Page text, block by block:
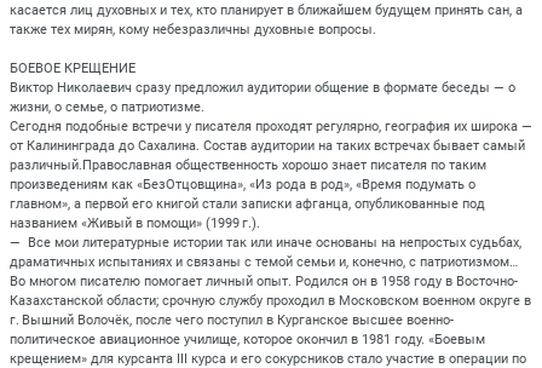
касается лиц духовных и тех, кто планирует в ближайшем будущем принять сан, а
также тех мирян, кому небезразличны духовные вопросы.
БОЕВОЕ КРЕЩЕНИЕ
Виктор Николаевич сразу предложил аудитории общение в формате беседы — о
жизни, о семье, о патриотизме.
Сегодня подобные встречи у писателя проходят регулярно, география их широка —
от Калининграда до Сахалина. Состав аудитории на таких встречах бывает самый
различный.Православная общественность хорошо знает писателя по таким
произведениям как «БезОтцовщина», «Из рода в род», «Время подумать о
главном», а первой его книгой стали записки афганца, опубликованные под
названием «Живый в помощи» (1999 г.).
— Все мои литературные истории так или иначе основаны на непростых судьбах,
драматичных испытаниях и связаны с темой семьи и, конечно, с патриотизмом…
Во многом писателю помогает личный опыт. Родился он в 1958 году в Восточно-
Казахстанской области; срочную службу проходил в Московском военном округе в
г. Вышний Волочёк, после чего поступил в Курганское высшее военно-
политическое авиационное училище, которое окончил в 1981 году. «Боевым
крещением» для курсанта III курса и его сокурсников стало участие в операции по